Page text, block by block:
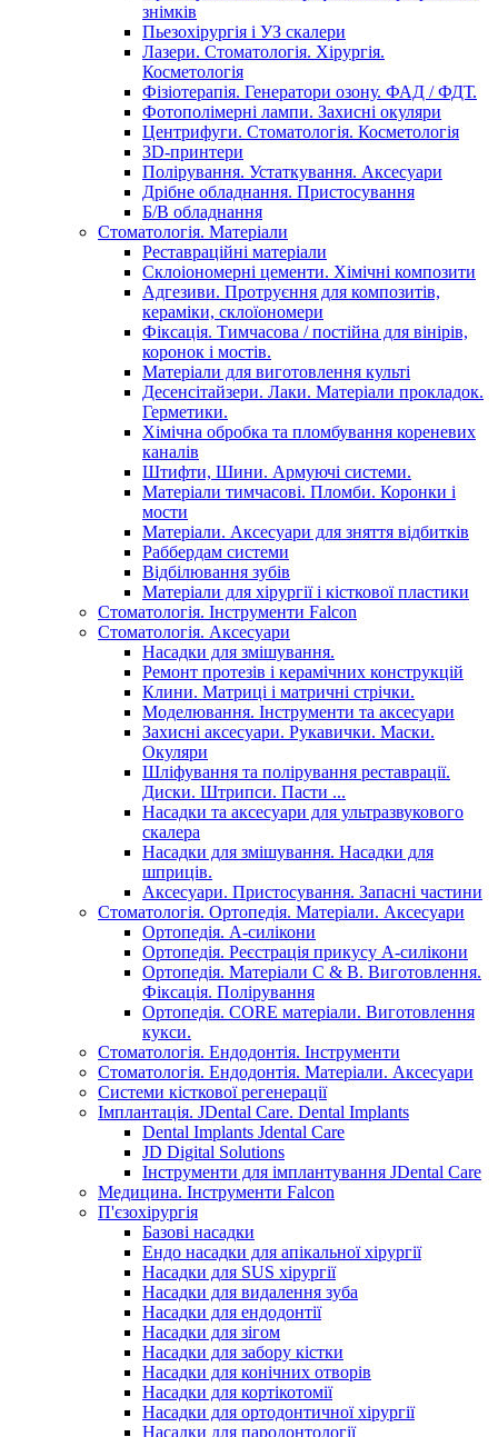
знімків
Пьезохірургія і УЗ cкалери
Лазери. Стоматологія. Хірургія.
Косметологія
Фізіотерапія. Генератори озону. ФАД / ФДТ.
Фотополімерні лампи. Захисні окуляри
Центрифуги. Стоматологія. Косметологія
3D-принтери
Полірування. Устаткування. Аксесуари
Дрібне обладнання. Пристосування
Б/В обладнання
Стоматологія. Матеріали
Реставраційні матеріали
Склоіономерні цементи. Хімічні композити
Адгезиви. Протруєння для композитів,
кераміки, склоїономери
Фіксація. Тимчасова / постійна для вінірів,
коронок і мостів.
Матеріали для виготовлення культі
Десенсітайзери. Лаки. Матеріали прокладок.
Герметики.
Хімічна обробка та пломбування кореневих
каналів
Штифти, Шини. Армуючі системи.
Матеріали тимчасові. Пломби. Коронки і
мости
Матеріали. Аксесуари для зняття відбитків
Раббердам системи
Відбілювання зубів
Матеріали для хірургії і кісткової пластики
Стоматологія. Інструменти Falcon
Стоматологія. Аксесуари
Насадки для змішування.
Ремонт протезів і керамічних конструкцій
Клини. Матриці і матричні стрічки.
Моделювання. Інструменти та аксесуари
Захисні аксесуари. Рукавички. Маски.
Окуляри
Шліфування та полірування реставрації.
Диски. Штрипси. Пасти ...
Насадки та аксесуари для ультразвукового
скалера
Насадки для змішування. Насадки для
шприців.
Аксесуари. Пристосування. Запасні частини
Стоматологія. Ортопедія. Матеріали. Аксесуари
Ортопедія. А-силікони
Ортопедія. Реєстрація прикусу А-силікони
Ортопедія. Матеріали C & B. Виготовлення.
Фіксація. Полірування
Ортопедія. CORE матеріали. Виготовлення
кукси.
Стоматологія. Ендодонтія. Інструменти
Стоматологія. Ендодонтія. Матеріали. Аксесуари
Системи кісткової регенерації
Імплантація. JDental Care. Dental Implants
Dental Implants Jdental Care
JD Digital Solutions
Інструменти для імплантування JDental Care
Медицина. Інструменти Falcon
П'єзохірургія
Базові насадки
Ендо насадки для апікальної хірургії
Насадки для SUS хірургії
Насадки для видалення зуба
Насадки для ендодонтії
Насадки для зігом
Насадки для забору кістки
Насадки для конічних отворів
Насадки для кортікотомії
Насадки для ортодонтичної хірургії
Насадки для пародонтології